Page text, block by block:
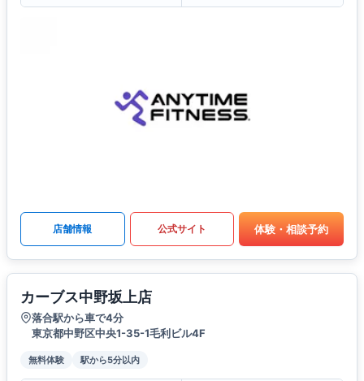
店舗情報 公式サイト 体験・相談予約
カーブス中野坂上店
落合駅から車で4分
東京都中野区中央1-35-1毛利ビル4F
無料体験 駅から5分以内